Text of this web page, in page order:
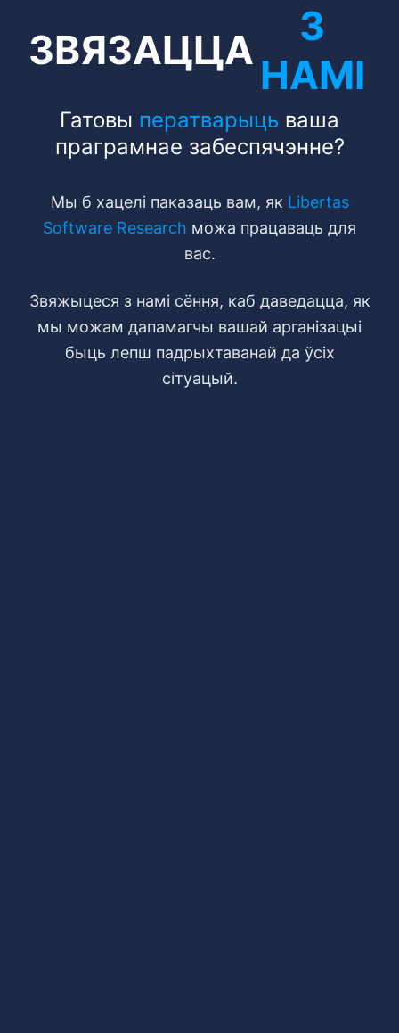
ЗВЯЗАЦЦА
З
НАМІ
Гатовы ператварыць ваша
праграмнае забеспячэнне?
Мы б хацелі паказаць вам, як Libertas
Software Research можа працаваць для
вас.
Звяжыцеся з намі сёння, каб даведацца, як
мы можам дапамагчы вашай арганізацыі
быць лепш падрыхтаванай да ўсіх
сітуацый.